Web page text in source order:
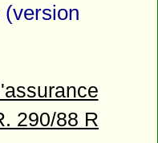
(version
290/88 R